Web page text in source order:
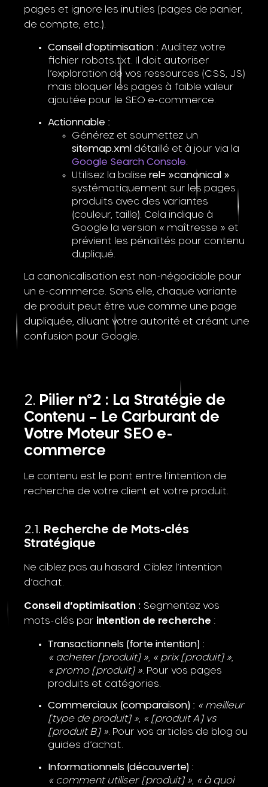
pages et ignore les inutiles (pages de panier,
de compte, etc.).
Conseil d’optimisation : Auditez votre
fichier robots.txt. Il doit autoriser
l’exploration de vos ressources (CSS, JS)
mais bloquer les pages à faible valeur
ajoutée pour le SEO e-commerce.
Actionnable :
Générez et soumettez un
sitemap.xml détaillé et à jour via la
Google Search Console
Utilisez la balise rel= »canonical »
systématiquement sur les pages
produits avec des variantes
(couleur, taille). Cela indique à
Google la version « maîtresse » et
prévient les pénalités pour contenu
dupliqué.
La canonicalisation est non-négociable pour
un e-commerce. Sans elle, chaque variante
de produit peut être vue comme une page
dupliquée, diluant votre autorité et créant une
confusion pour Google.
Pilier n°2 : La Stratégie de
Contenu – Le Carburant de
Votre Moteur SEO e-
commerce
Le contenu est le pont entre l’intention de
recherche de votre client et votre produit.
Recherche de Mots-clés
Stratégique
Ne ciblez pas au hasard. Ciblez l’intention
d’achat.
Conseil d’optimisation : Segmentez vos
mots-clés par intention de recherche :
Transactionnels (forte intention) :
« acheter [produit] » « prix [produit] »
« promo [produit] » . Pour vos pages
produits et catégories.
Commerciaux (comparaison) : « meilleur
[type de produit] » « [produit A] vs
[produit B] » . Pour vos articles de blog ou
guides d’achat.
Informationnels (découverte) :
« comment utiliser [produit] » « à quoi